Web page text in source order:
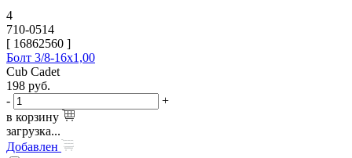
4
710-0514
[ 16862560 ]
Болт 3/8-16х1,00
Cub Cadet
198 руб.
-
+
в корзину
загрузка...
Добавлен